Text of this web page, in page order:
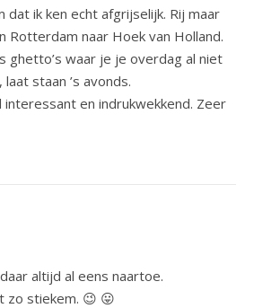
dat ik ken echt afgrijselijk. Rij maar
Rotterdam naar Hoek van Holland.
ghetto’s waar je je overdag al niet
staan ’s avonds.
interessant en indrukwekkend. Zeer
altijd al eens naartoe.
zo stiekem. 😉 😛